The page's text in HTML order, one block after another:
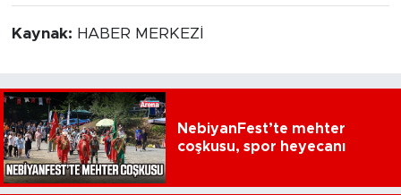
Kaynak: HABER MERKEZİ
NebiyanFest’te mehter
coşkusu, spor heyecanı